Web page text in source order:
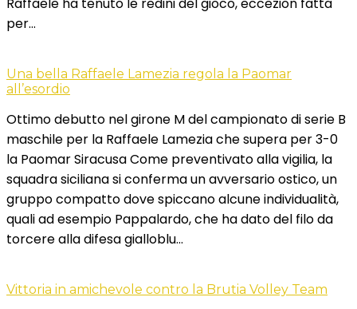
per…
Una bella Raffaele Lamezia regola la Paomar
all’esordio
Ottimo debutto nel girone M del campionato di serie B
maschile per la Raffaele Lamezia che supera per 3-0
la Paomar Siracusa Come preventivato alla vigilia, la
squadra siciliana si conferma un avversario ostico, un
gruppo compatto dove spiccano alcune individualità,
quali ad esempio Pappalardo, che ha dato del filo da
torcere alla difesa gialloblu…
Vittoria in amichevole contro la Brutia Volley Team